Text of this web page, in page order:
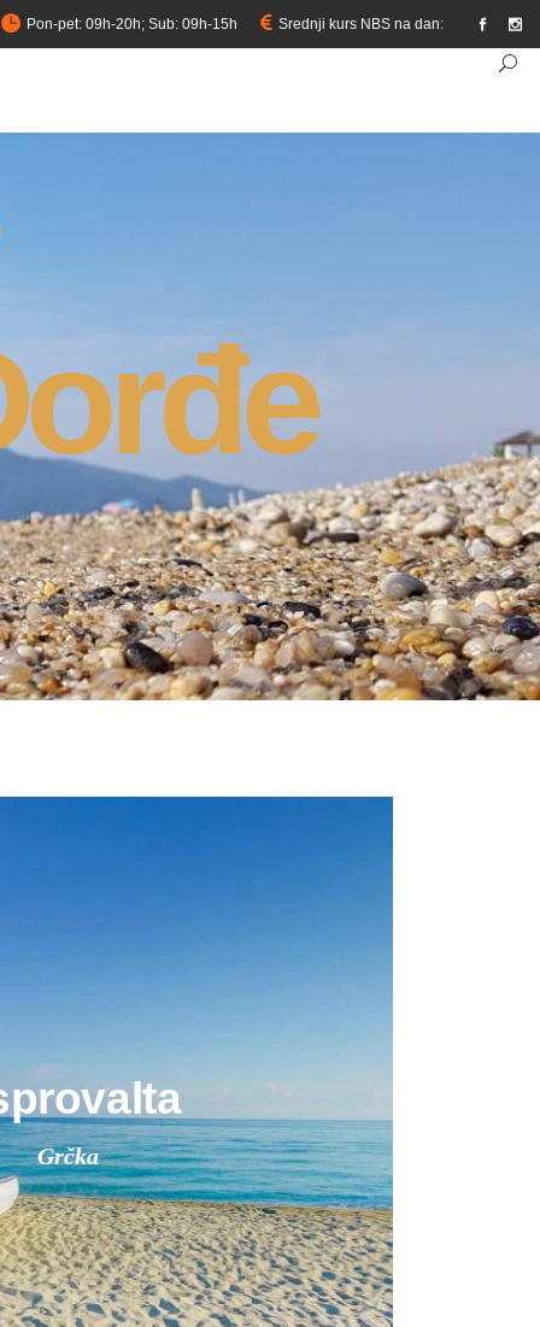
Pon-pet: 09h-20h; Sub: 09h-15h Srednji kurs NBS na dan:
Grčka